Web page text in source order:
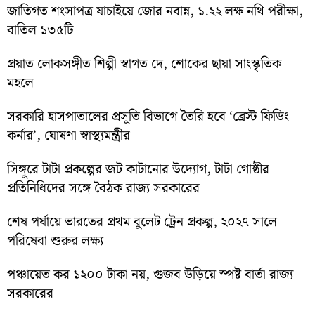
জাতিগত শংসাপত্র যাচাইয়ে জোর নবান্ন, ১.২২ লক্ষ নথি পরীক্ষা,
বাতিল ১৩৫টি
প্রয়াত লোকসঙ্গীত শিল্পী স্বাগত দে, শোকের ছায়া সাংস্কৃতিক
মহলে
সরকারি হাসপাতালের প্রসূতি বিভাগে তৈরি হবে ‘ব্রেস্ট ফিডিং
কর্নার’, ঘোষণা স্বাস্থ্যমন্ত্রীর
সিঙ্গুরে টাটা প্রকল্পের জট কাটানোর উদ্যোগ, টাটা গোষ্ঠীর
প্রতিনিধিদের সঙ্গে বৈঠক রাজ্য সরকারের
শেষ পর্যায়ে ভারতের প্রথম বুলেট ট্রেন প্রকল্প, ২০২৭ সালে
পরিষেবা শুরুর লক্ষ্য
পঞ্চায়েত কর ১২০০ টাকা নয়, গুজব উড়িয়ে স্পষ্ট বার্তা রাজ্য
সরকারের